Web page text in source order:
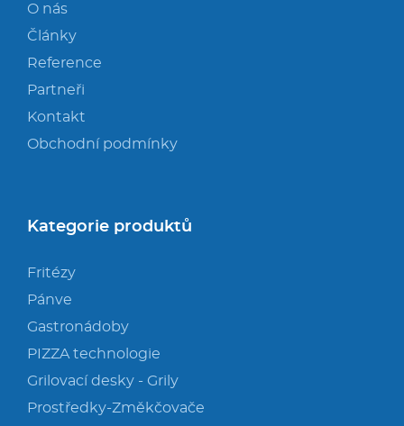
O nás
Články
Reference
Partneři
Kontakt
Obchodní podmínky
Kategorie produktů
Fritézy
Pánve
Gastronádoby
PIZZA technologie
Grilovací desky - Grily
Prostředky-Změkčovače